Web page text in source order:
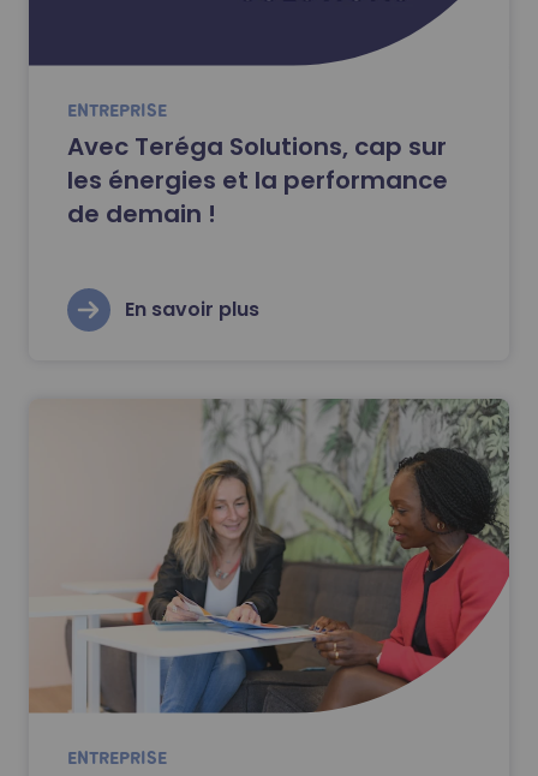
ENTREPRISE
Avec Teréga Solutions, cap sur
les énergies et la performance
de demain !
En savoir plus
ENTREPRISE